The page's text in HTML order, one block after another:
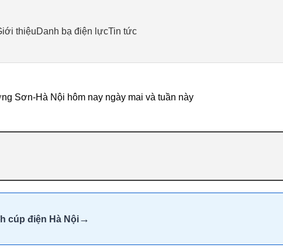
thiệuDanh bạ điện lựcTin tức
Sơn-Hà Nội hôm nay ngày mai và tuần này
cúp điện Hà Nội→